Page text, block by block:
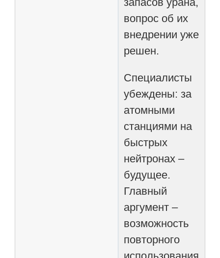
вопрос об их
внедрении уже
решен.
Специалисты
убеждены: за
атомными
станциями на
быстрых
нейтронах –
будущее.
Главный
аргумент –
возможность
повторного